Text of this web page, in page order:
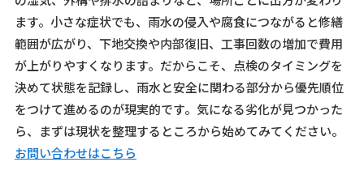
ます。小さな症状でも、雨水の侵入や腐食につながると修繕
範囲が広がり、下地交換や内部復旧、工事回数の増加で費用
が上がりやすくなります。だからこそ、点検のタイミングを
決めて状態を記録し、雨水と安全に関わる部分から優先順位
をつけて進めるのが現実的です。気になる劣化が見つかった
ら、まずは現状を整理するところから始めてみてください。
お問い合わせはこちら